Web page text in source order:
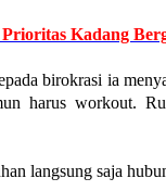
Kadang
birokrasi ia
harus workout.
langsung saja